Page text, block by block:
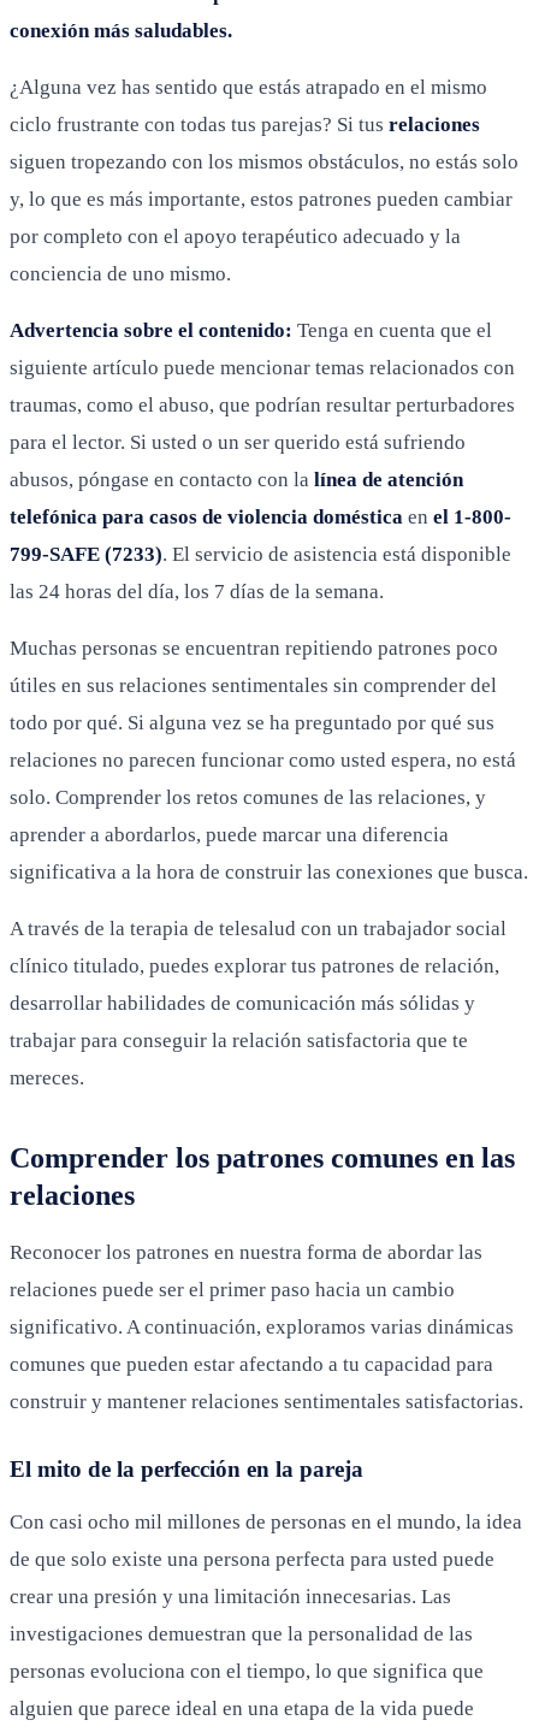
conexión más saludables.
¿Alguna vez has sentido que estás atrapado en el mismo
ciclo frustrante con todas tus parejas? Si tus relaciones
siguen tropezando con los mismos obstáculos, no estás solo
y, lo que es más importante, estos patrones pueden cambiar
por completo con el apoyo terapéutico adecuado y la
conciencia de uno mismo.
Advertencia sobre el contenido: Tenga en cuenta que el
siguiente artículo puede mencionar temas relacionados con
traumas, como el abuso, que podrían resultar perturbadores
para el lector. Si usted o un ser querido está sufriendo
abusos, póngase en contacto con la línea de atención
telefónica para casos de violencia doméstica en el 1-800-
799-SAFE (7233). El servicio de asistencia está disponible
las 24 horas del día, los 7 días de la semana.
Muchas personas se encuentran repitiendo patrones poco
útiles en sus relaciones sentimentales sin comprender del
todo por qué. Si alguna vez se ha preguntado por qué sus
relaciones no parecen funcionar como usted espera, no está
solo. Comprender los retos comunes de las relaciones, y
aprender a abordarlos, puede marcar una diferencia
significativa a la hora de construir las conexiones que busca.
A través de la terapia de telesalud con un trabajador social
clínico titulado, puedes explorar tus patrones de relación,
desarrollar habilidades de comunicación más sólidas y
trabajar para conseguir la relación satisfactoria que te
mereces.
Comprender los patrones comunes en las
relaciones
Reconocer los patrones en nuestra forma de abordar las
relaciones puede ser el primer paso hacia un cambio
significativo. A continuación, exploramos varias dinámicas
comunes que pueden estar afectando a tu capacidad para
construir y mantener relaciones sentimentales satisfactorias.
El mito de la perfección en la pareja
Con casi ocho mil millones de personas en el mundo, la idea
de que solo existe una persona perfecta para usted puede
crear una presión y una limitación innecesarias. Las
investigaciones demuestran que la personalidad de las
personas evoluciona con el tiempo, lo que significa que
alguien que parece ideal en una etapa de la vida puede